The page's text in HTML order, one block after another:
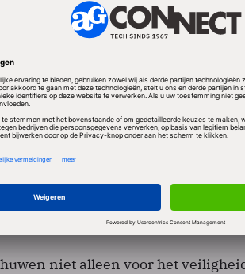
omschrijven dit fenomeen
makkelijk
diensten kan makkelijk
uur rekentijd bij Amazon's Web
op de creditcardrekening
niet alleen voor het